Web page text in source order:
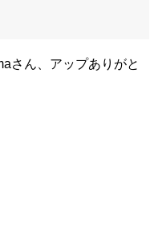
さん、アップありがと